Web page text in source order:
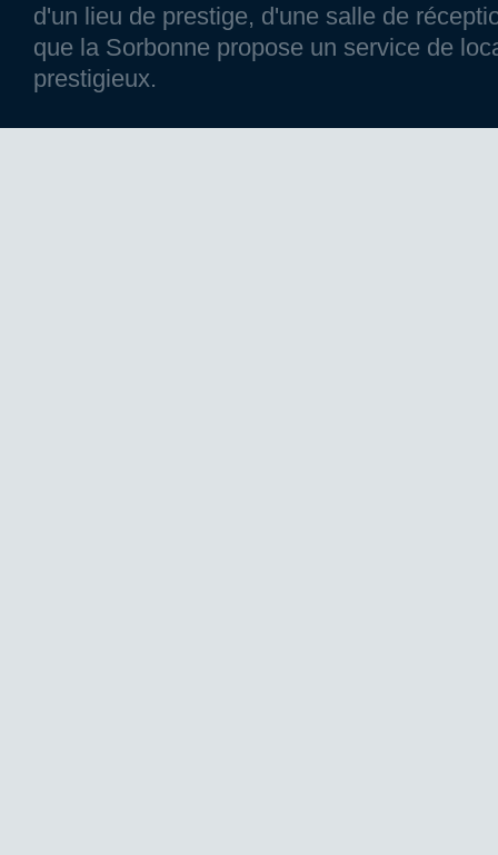
d'un lieu de prestige, d'une salle de
que la Sorbonne propose un service de
prestigieux.